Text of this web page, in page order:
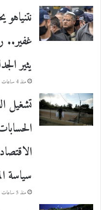
غفير..
يثير
منذ 4 ساعات
تشغيل
سياسة
منذ 5 ساعات